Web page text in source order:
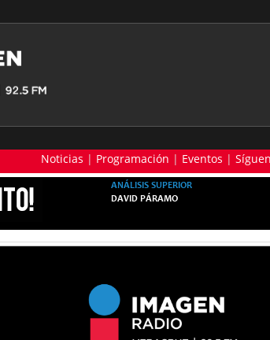
Noticias | Programación | Eventos |
ANÁLISIS SUPERIOR
DAVID PÁRAMO